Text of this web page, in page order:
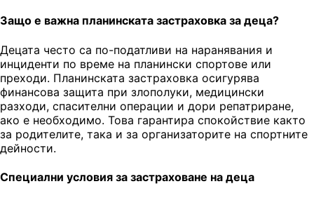
Защо е важна планинската застраховка за деца?
Децата често са по-податливи на наранявания и
инциденти по време на планински спортове или
преходи. Планинската застраховка осигурява
финансова защита при злополуки, медицински
разходи, спасителни операции и дори репатриране,
ако е необходимо. Това гарантира спокойствие както
за родителите, така и за организаторите на спортните
дейности.
Специални условия за застраховане на деца